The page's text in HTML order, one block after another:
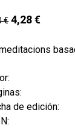
€ 4,28€
de edición: